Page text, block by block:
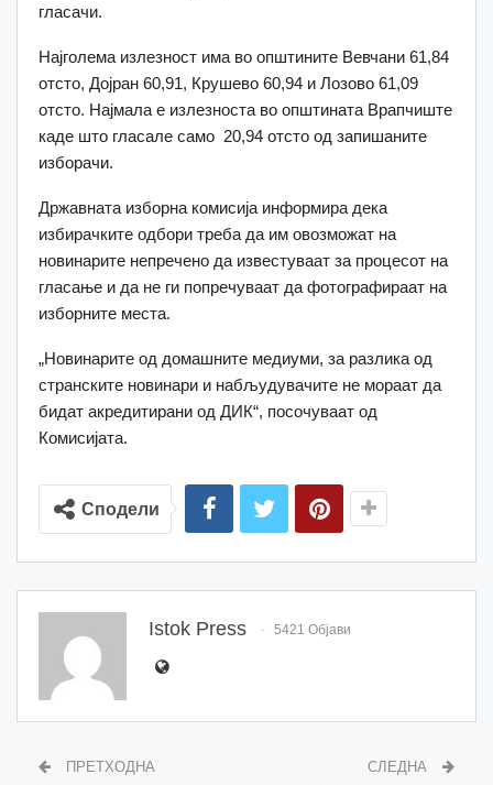
гласачи.
Најголема излезност има во општините Вевчани 61,84
отсто, Дојран 60,91, Крушево 60,94 и Лозово 61,09
отсто. Најмала е излезноста во општината Врапчиште
каде што гласале само 20,94 отсто од запишаните
изборачи.
Државната изборна комисија информира дека
избирачките одбори треба да им овозможат на
новинарите непречено да известуваат за процесот на
гласање и да не ги попречуваат да фотографираат на
изборните места.
„Новинарите од домашните медиуми, за разлика од
странските новинари и набљудувачите не мораат да
бидат акредитирани од ДИК“, посочуваат од
Комисијата.
Сподели
Istok Press 5421 Објави
ПРЕТХОДНА СЛЕДНА